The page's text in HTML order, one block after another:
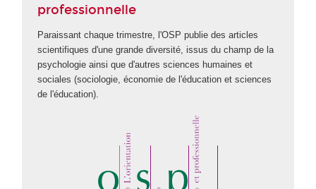
professionnelle
Paraissant chaque trimestre, l'OSP publie des articles
scientifiques d'une grande diversité, issus du champ de la
psychologie ainsi que d'autres sciences humaines et
sociales (sociologie, économie de l'éducation et sciences
de l'éducation).